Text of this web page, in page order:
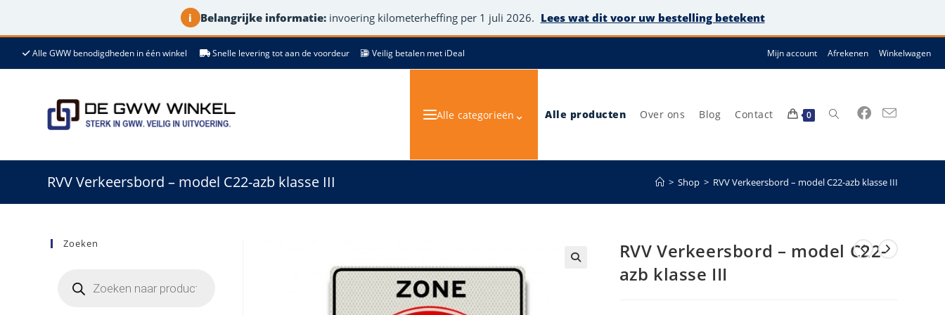
i Belangrijke informatie:invoering kilometerheffing per 1 juli 2026. Lees wat dit voor uw bestelling betekent
Mijn account Afrekenen Winkelwagen
Alle GWW benodigdheden in één winkel Snelle levering tot aan de voordeur Veilig betalen met iDeal
Alle categorieën ⌄ Alle producten Over ons Blog Contact 0 Toggle
site
RVV Verkeersbord – model C22-azb klasse III > Shop > RVV Verkeersbord – model C22-azb klasse III
RVV Verkeersbord – model C22-
azb klasse III
Zoeken
zoeken